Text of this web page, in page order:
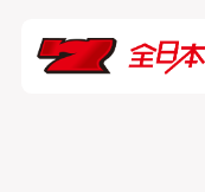
ABOUT